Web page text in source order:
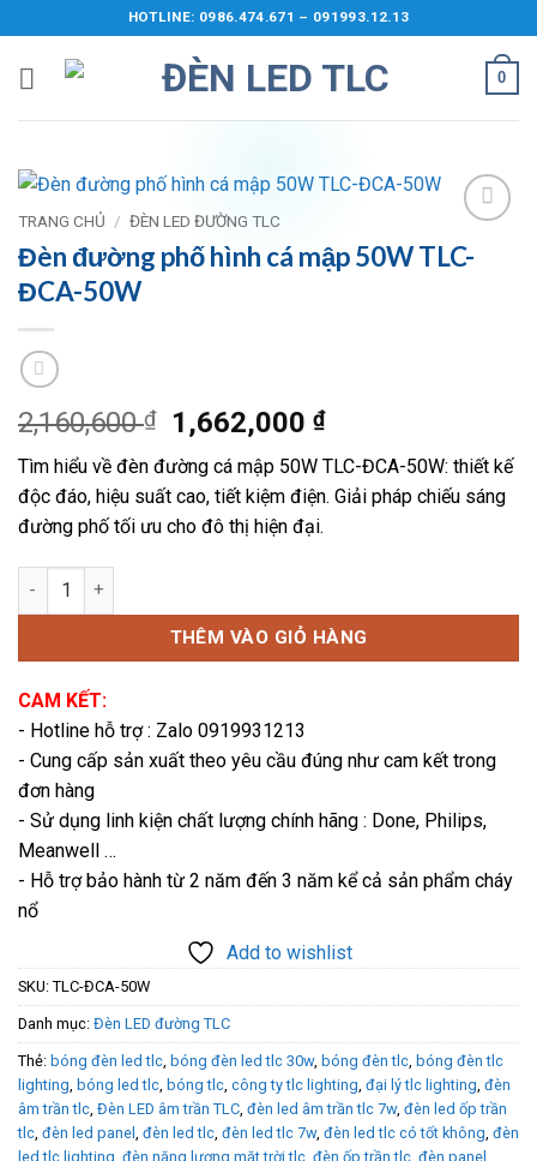
qua
nội
HOTLINE: 0986.474.671 – 091993.12.13
0
Add to
wishlist
TRANG CHỦ / ĐÈN LED ĐƯỜNG TLC
Đèn đường phố hình cá mập 50W TLC-
ĐCA-50W
2,160,600₫
Giá
gốc
là:
2,160,600 ₫.
1,662,000₫Giá
hiện
tại
là:
Tìm hiểu về đèn đường cá mập 50W TLC-ĐCA-50W: thiết kế
độc đáo, hiệu suất cao, tiết kiệm điện. Giải pháp chiếu sáng
đường phố tối ưu cho đô thị hiện đại.
Đèn đường phố hình cá mập 50W TLC-ĐCA-50W số lượng
THÊM VÀO GIỎ HÀNG
CAM KẾT:
- Hotline hỗ trợ : Zalo 0919931213
- Cung cấp sản xuất theo yêu cầu đúng như cam kết trong
đơn hàng
- Sử dụng linh kiện chất lượng chính hãng : Done, Philips,
Meanwell …
- Hỗ trợ bảo hành từ 2 năm đến 3 năm kể cả sản phẩm cháy
nổ
Add to wishlist
SKU: TLC-ĐCA-50W
Danh mục: Đèn LED đường TLC
Thẻ: bóng đèn led tlc, bóng đèn led tlc 30w, bóng đèn tlc, bóng đèn tlc
lighting, bóng led tlc, bóng tlc, công ty tlc lighting, đại lý tlc lighting, đèn
âm trần tlc, Đèn LED âm trần TLC, đèn led âm trần tlc 7w, đèn led ốp trần
tlc, đèn led panel , đèn led tlc, đèn led tlc 7w, đèn led tlc có tốt không, đèn
led tlc lighting, đèn năng lượng mặt trời tlc, đèn ốp trần tlc, đèn panel